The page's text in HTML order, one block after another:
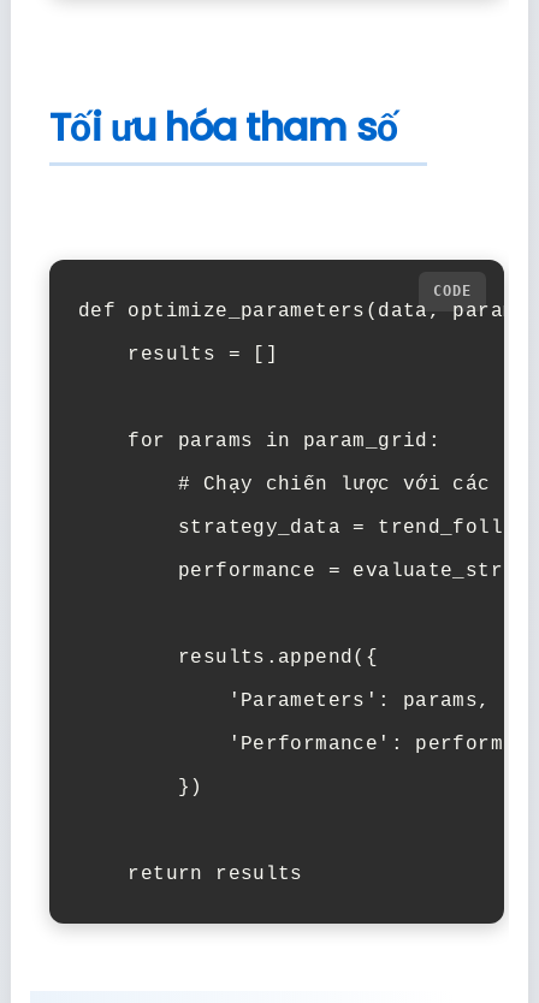
Tối ưu hóa tham số
def optimize_parameters(data,
    results = []
    for params in param_grid:
# Chạy chiến lược với các
strategy_data =
performance =
        results.append({
            'Parameters': params,
'Performance':
        })
    return results